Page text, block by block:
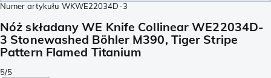
Numer artykułu WKWE22034D-3
Nóż składany WE Knife Collinear WE22034D-
3 Stonewashed Böhler M390, Tiger Stripe
Pattern Flamed Titanium
5/5